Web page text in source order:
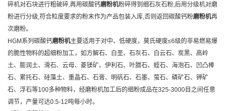
碎机对石块进行粗破碎,再用碳酸钙磨粉机粉碎得到细石灰石粉,后用分级机对磨
粉进行分级,符合粒度要求的粉末作为产品包装入库,否则返回碳酸钙粉磨粉机再
次磨粉。
HGM系列 碳酸钙磨粉机主要适用于对中、低硬度，莫氏硬度≤6级的非易燃易爆
的脆性物料的超细粉加工，如方解石、白垩、石灰石、白云石、炭黑、高岭
土、膨润土、滑石、云母、菱镁矿、伊利石、叶腊石、蛭石、海泡石、凹凸棒
石、累托石、硅藻土、重晶石、石膏、明矾石、石墨、萤石、磷矿石、钾矿
石、浮石等100多种物料，经磨粉机加工后的细粉成品在325-3000目之间任意
调节，产量可达0.5-12吨每小时。